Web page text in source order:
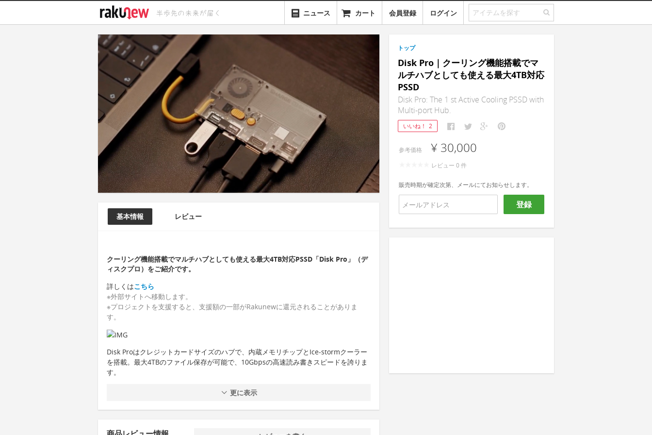
ニュース カート 会員登録 ログイン
基本情報 レビュー
クーリング機能搭載でマルチハブとしても使える最大4TB対応PSSD「Disk Pro」（デ
ィスクプロ）をご紹介です。
詳しくはこちら
※外部サイトへ移動します。
※プロジェクトを支援すると、支援額の一部がRakunewに還元されることがありま
す。
Disk Proはクレジットカードサイズのハブで、内蔵メモリチップとIce-stormクーラー
を搭載。最大4TBのファイル保存が可能で、10Gbpsの高速読み書きスピードを誇りま
す。
更に表示
トップ
Disk Pro｜クーリング機能搭載でマ
ルチハブとしても使える最大4TB対応
PSSD
Disk Pro: The 1 st Active Cooling PSSD with
Multi-port Hub.
いいね！ 2
参考価格 ¥ 30,000
レビュー 0 件
販売時期が確定次第、メールにてお知らせします。
登録